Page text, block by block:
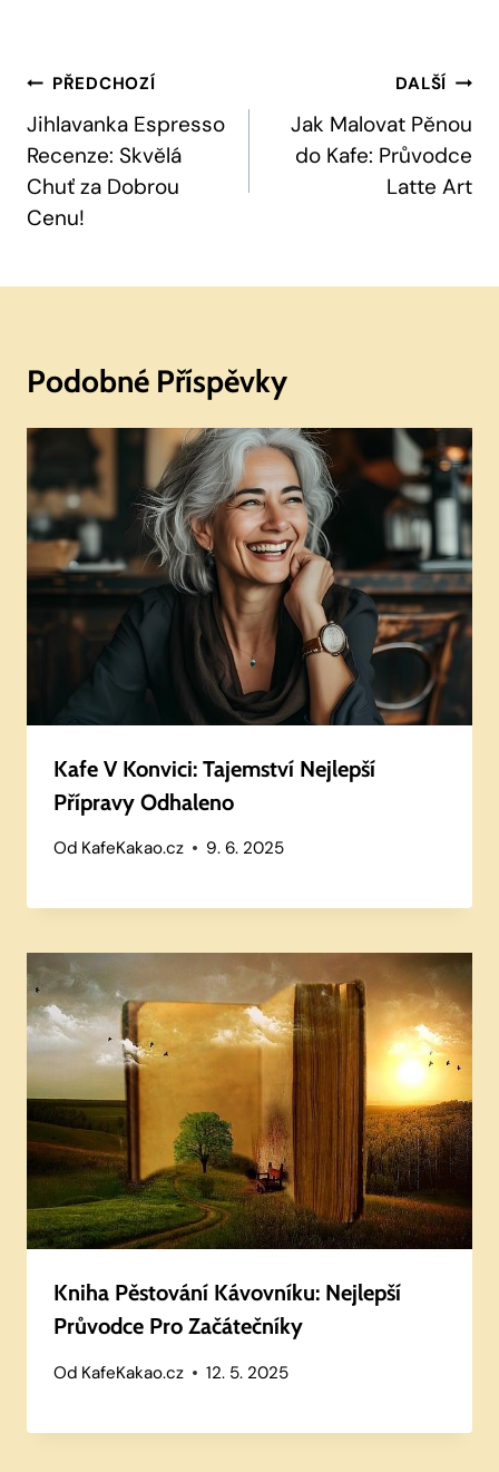
Navigace
Pro
Příspěvek
PŘEDCHOZÍ
Jihlavanka Espresso
Recenze: Skvělá
Chuť za Dobrou
Cenu!
DALŠÍ
Jak Malovat Pěnou
do Kafe: Průvodce
Latte Art
Podobné Příspěvky
Kafe V Konvici: Tajemství Nejlepší
Přípravy Odhaleno
Od KafeKakao.cz 9. 6. 2025
Kniha Pěstování Kávovníku: Nejlepší
Průvodce Pro Začátečníky
Od KafeKakao.cz 12. 5. 2025